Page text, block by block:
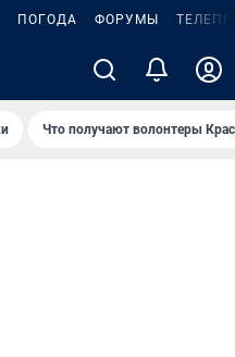
ПОГОДА ФОРУМЫ
Что получают волонтеры